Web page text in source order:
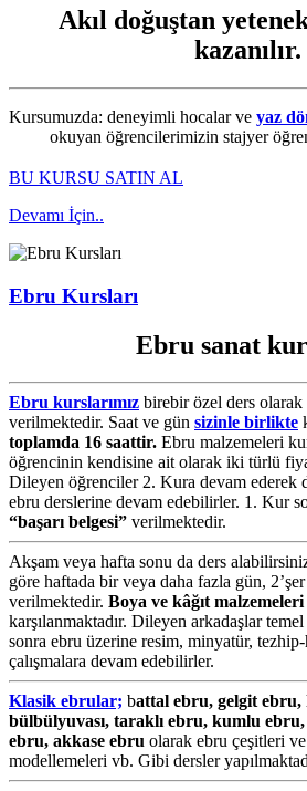
Akıl doğuştan
kazanılır.
Kursumuzda: deneyimli hocalar ve yaz
okuyan öğrencilerimizin stajyer
BU KURSU SATIN AL
Devamı İçin..
Ebru Kursları
Ebru sanat
Ebru kurslarımız birebir özel ders
verilmektedir. Saat ve gün sizinle birlikte
toplamda 16 saattir. Ebru malzemeleri
öğrencinin kendisine ait olarak iki türlü
Dileyen öğrenciler 2. Kura devam ederek
ebru derslerine devam edebilirler. 1. Kur
“başarı belgesi” verilmektedir.
Akşam veya hafta sonu da ders
göre haftada bir veya daha fazla gün,
verilmektedir. Boya ve kâğıt malzemeleri
karşılanmaktadır. Dileyen arkadaşlar
sonra ebru üzerine resim, minyatür,
çalışmalara devam edebilirler.
Klasik ebrular; battal ebru, gelgit
bülbülyuvası, taraklı ebru, kumlu
ebru, akkase ebru olarak ebru çeşitleri
modellemeleri vb. Gibi dersler